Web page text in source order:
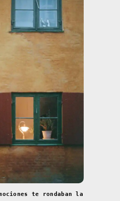
te rondaban la